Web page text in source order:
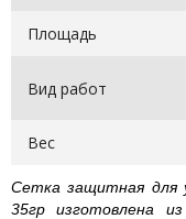
Площадь
Вид работ
Вес
Сетка защитная для
35гр изготовлена